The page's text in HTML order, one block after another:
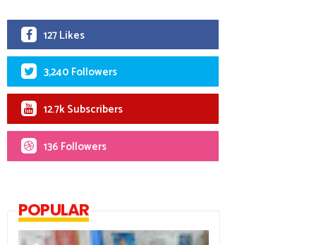
127 Likes
3,240 Followers
12.7k Subscribers
136 Followers
POPULAR